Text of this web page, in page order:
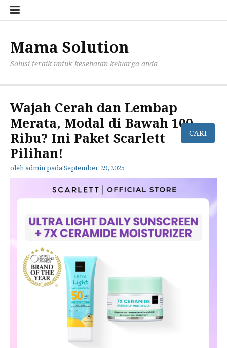
Lompat
Kami
Policy
Mama Solution
Solusi teraik untuk kesehatan keluarga anda
Wajah Cerah dan Lembap
Merata, Modal di Bawah 100
Ribu? Ini Paket Scarlett
Pilihan!
oleh admin pada September 29, 2025